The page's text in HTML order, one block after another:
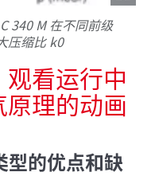
340 M 在不同前级
压缩比 k0
看运行中
理的动画
型的优点和缺